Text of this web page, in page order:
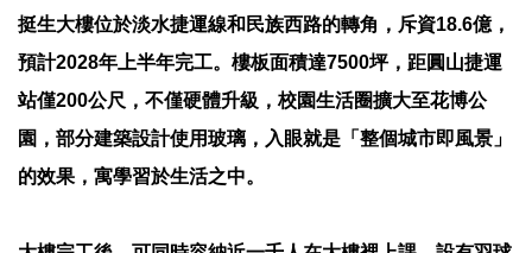
挺生大樓位於淡水捷運線和民族西路的轉角，斥資18.6億，
預計2028年上半年完工。樓板面積達7500坪，距圓山捷運
站僅200公尺，不僅硬體升級，校園生活圈擴大至花博公
園，部分建築設計使用玻璃，入眼就是「整個城市即風景」
的效果，寓學習於生活之中。